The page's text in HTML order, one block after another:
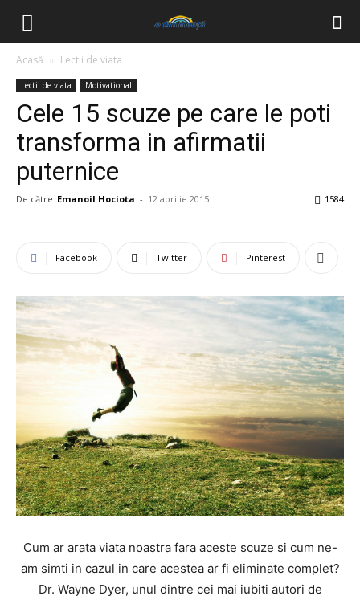
Acasă Lectii de viata
Lectii de viata Motivational
Cele 15 scuze pe care le poti
transforma in afirmatii
puternice
De către Emanoil Hociota - 12 aprilie 2015 1584
Facebook Twitter Pinterest
Cum ar arata viata noastra fara aceste scuze si cum ne-
am simti in cazul in care acestea ar fi eliminate complet?
Dr. Wayne Dyer, unul dintre cei mai iubiti autori de